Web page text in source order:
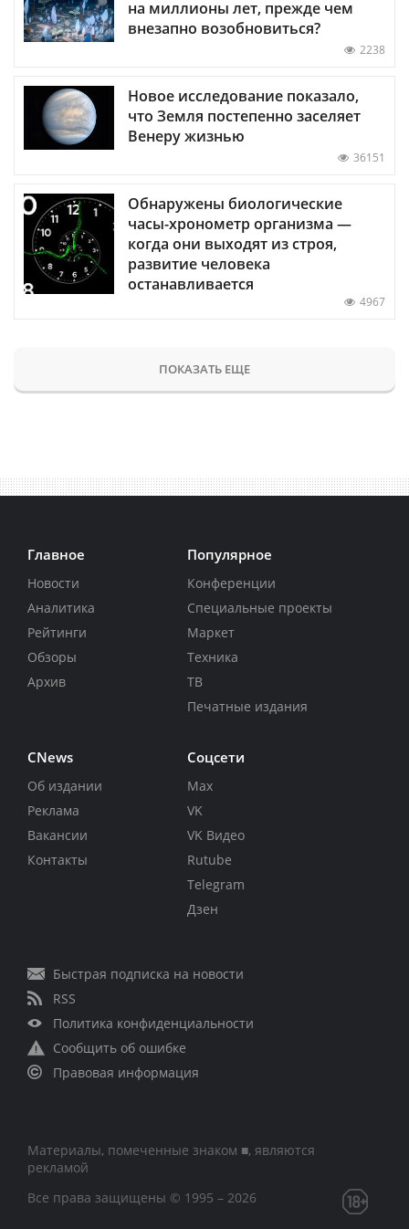
на миллионы лет, прежде чем
внезапно возобновиться?
2238
Новое исследование показало,
что Земля постепенно заселяет
Венеру жизнью
36151
Обнаружены биологические
часы-хронометр организма —
когда они выходят из строя,
развитие человека
останавливается
4967
ПОКАЗАТЬ ЕЩЕ
Главное
Новости
Аналитика
Рейтинги
Обзоры
Архив
Популярное
Конференции
Специальные проекты
Маркет
Техника
ТВ
Печатные издания
CNews
Об издании
Реклама
Вакансии
Контакты
Соцсети
Max
VK
VK Видео
Rutube
Telegram
Дзен
Быстрая подписка на новости
RSS
Политика конфиденциальности
Сообщить об ошибке
Правовая информация
Материалы, помеченные знаком ■, являются
рекламой
Все права защищены © 1995 – 2026